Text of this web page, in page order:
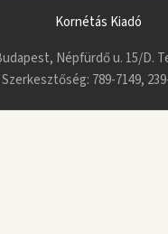
Kornétás Kiadó
Népfürdő u. 15/D.
Szerkesztőség: 789-7149,